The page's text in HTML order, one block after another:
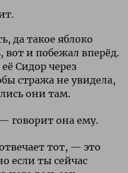
да такое яблоко
вот и побежал вперёд.
Сидор через
стража не увидела,
они там.
говорит она ему.
тот, — это
если ты сейчас